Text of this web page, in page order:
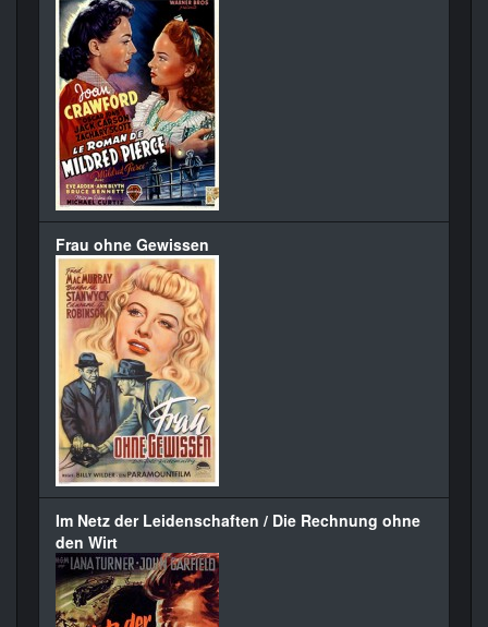
Frau ohne Gewissen
Im Netz der Leidenschaften / Die Rechnung ohne
den Wirt